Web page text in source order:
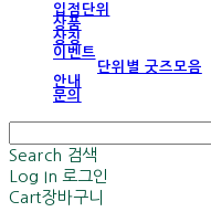
입점단위
상품
상징
이벤트
단위별 굿즈모음
안내
문의
Search 검색
Log In 로그인
Cart장바구니